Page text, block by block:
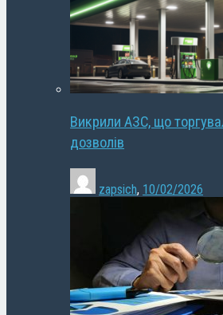
Викрили АЗС, що
дозволів
zapsich, 10/02/2026